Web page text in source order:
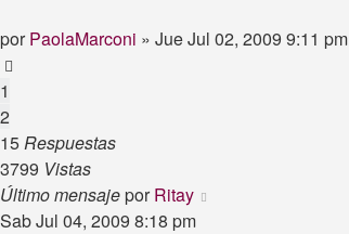
porPaolaMarconi » Jue Jul 02, 2009 9:11 pm
1
2
15Respuestas
3799 Vistas
Último mensajeporRitay
Sab Jul 04, 2009 8:18 pm